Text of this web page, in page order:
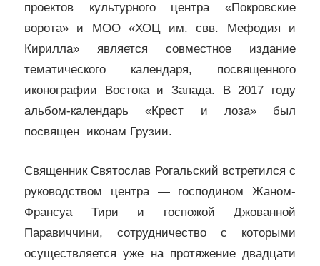
проектов культурного центра «Покровские
ворота» и МОО «ХОЦ им. свв. Мефодия и
Кирилла» является совместное издание
тематического календаря, посвященного
иконографии Востока и Запада. В 2017 году
альбом-календарь «Крест и лоза» был
посвящен иконам Грузии.
Священник Святослав Рогальский встретился с
руководством центра — господином Жаном-
Франсуа Тири и госпожой Джованной
Паравиччини, сотрудничество с которыми
осуществляется уже на протяжение двадцати